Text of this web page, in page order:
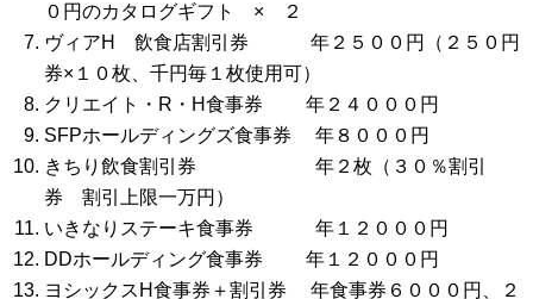
０円のカタログギフト × ２
ヴィアH 飲食店割引券 年２５００円（２５０円
券×１０枚、千円毎１枚使用可）
クリエイト・R・H食事券 年２４０００円
SFPホールディングズ食事券 年８０００円
きちり飲食割引券 年２枚（３０％割引
券 割引上限一万円）
いきなりステーキ食事券 年１２０００円
DDホールディング食事券 年１２０００円
ヨシックスH食事券＋割引券 年食事券６０００円、２